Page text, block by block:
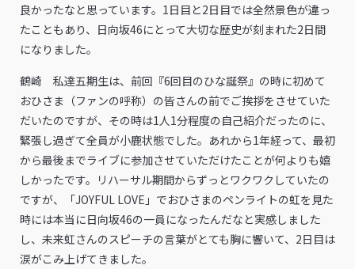
良かったなと思っています。1日目と2日目では全然景色が違っ
たこともあり、日向坂46にとって大切な歴史が刻まれた2日間
になりました。
鶴崎 私達五期生は、前回『6回目のひな誕祭』の時に初めて
おひさま（ファンの呼称）の皆さんの前でご挨拶をさせていた
だいたのですが、その時は1人1分程度の自己紹介だったのに、
緊張し過ぎて全員が小鹿状態でした。あれから1年経って、最初
から最後までライブに参加させていただけたことが何よりも嬉
しかったです。リハーサル期間からずっとワクワクしていたの
ですが、「JOYFUL LOVE」でおひさまのペンライトの虹を見た
時には本当に日向坂46の一員になったんだなと実感しました
し、未来虹さんのスピーチの言葉がとても胸に響いて、2日目は
涙がこみ上げてきました。